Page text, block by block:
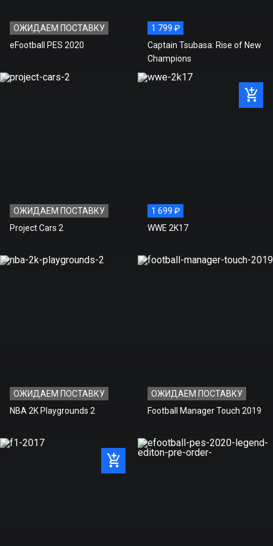
3. Нажмите кнопку «Далее» и примите
Пользовательское соглашение.
ОЖИДАЕМ ПОСТАВКУ
eFootball PES 2020
1 799 ₽
Captain Tsubasa: Rise of New
Champions
ОЖИДАЕМ ПОСТАВКУ
Project Cars 2
1 699 ₽
WWE 2K17
ОЖИДАЕМ ПОСТАВКУ
NBA 2K Playgrounds 2
ОЖИДАЕМ ПОСТАВКУ
Football Manager Touch 2019